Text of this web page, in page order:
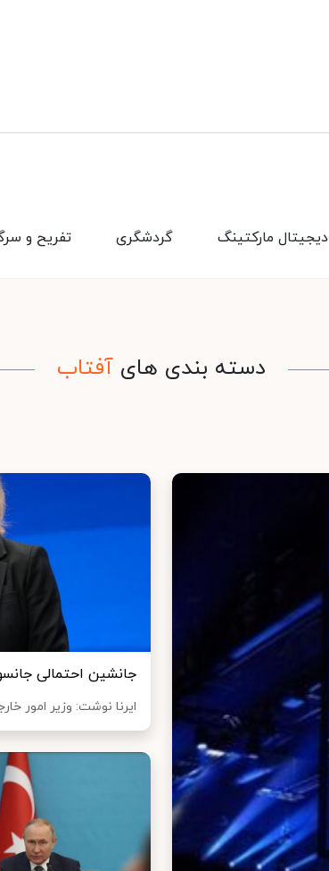
تفریح و گردشگری دیجیتال مارکتینگ
دسته بندی های آفتاب
جانشین احتمالی
ایرنا نوشت: وزیر امور